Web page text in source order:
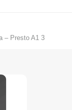
– Presto A1 3